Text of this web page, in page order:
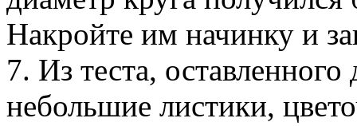
Накройте им начинку и
7. Из теста,
небольшие листики,